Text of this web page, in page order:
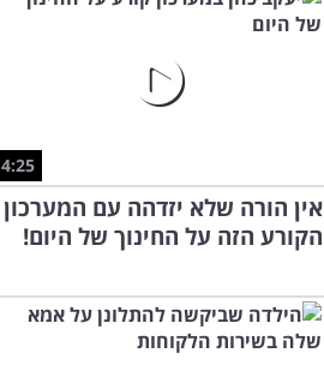
4:25
אין הורה שלא יזדהה עם המערכון
הקורע הזה על החינוך של היום!